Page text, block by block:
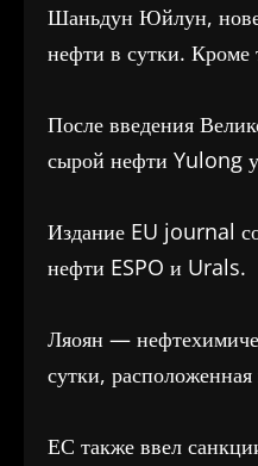
Шаньдун Юйлун,
нефти в сутки. Кроме
После введения
сырой нефти Yulong
Издание EU journal
нефти ESPO и Urals.
Ляоян —
сутки,
ЕС также ввел